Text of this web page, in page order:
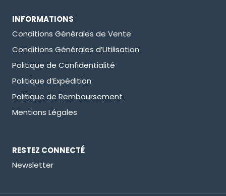
INFORMATIONS
Conditions Générales de Vente
Conditions Générales d’Utilisation
Politique de Confidentialité
Politique d’Expédition
Politique de Remboursement
Mentions Légales
RESTEZ CONNECTÉ
Newsletter